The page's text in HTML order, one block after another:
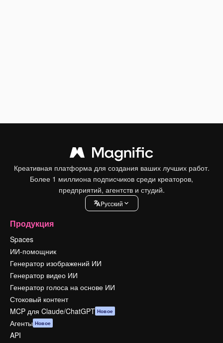
Креативная платформа для создания ваших лучших работ.
Более 1 миллиона подписчиков среди креаторов,
предприятий, агентств и студий.
Pусский
Продукция
Spaces
ИИ-помощник
Генератор изображений ИИ
Генератор видео ИИ
Генератор голоса на основе ИИ
Стоковый контент
MCP для Claude/ChatGPT Новое
Агенты Новое
API